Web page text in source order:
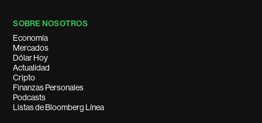
SOBRE NOSOTROS
Economía
Mercados
Dólar Hoy
Actualidad
Cripto
Finanzas Personales
Podcasts
Listas de Bloomberg Línea